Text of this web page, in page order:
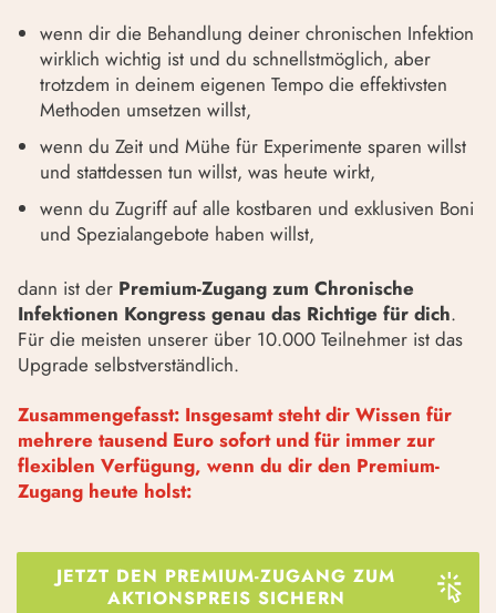
wenn dir die Behandlung deiner chronischen Infektion
wirklich wichtig ist und du schnellstmöglich, aber
trotzdem in deinem eigenen Tempo die effektivsten
Methoden umsetzen willst,
wenn du Zeit und Mühe für Experimente sparen willst
und stattdessen tun willst, was heute wirkt,
wenn du Zugriff auf alle kostbaren und exklusiven Boni
und Spezialangebote haben willst,
dann ist der Premium-Zugang zum Chronische
Infektionen Kongress genau das Richtige für dich.
Für die meisten unserer über 10.000 Teilnehmer ist das
Upgrade selbstverständlich.
Zusammengefasst: Insgesamt steht dir Wissen für
mehrere tausend Euro sofort und für immer zur
flexiblen Verfügung, wenn du dir den Premium-
Zugang heute holst:
JETZT DEN PREMIUM-ZUGANG ZUM
AKTIONSPREIS SICHERN